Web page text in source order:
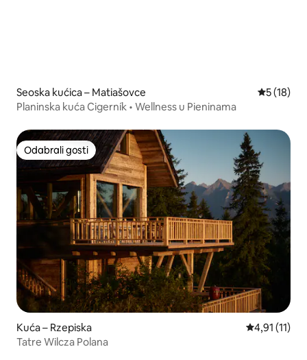
Seoska kućica – Matiašovce Prosječna
5 (18)
Planinska kuća Cigerník • Wellness u Pieninama
Odabrali gosti
Odabrali gosti
Kuća – Rzepiska Prosječna
4,91 (11)
Tatre Wilcza Polana